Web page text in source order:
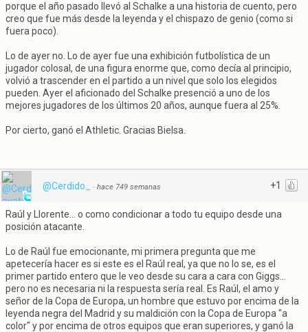
porque el año pasado llevó al Schalke a una historia de cuento, pero
creo que fue más desde la leyenda y el chispazo de genio (como si
fuera poco).
Lo de ayer no. Lo de ayer fue una exhibición futbolística de un
jugador colosal, de una figura enorme que, como decía al principio,
volvió a trascender en el partido a un nivel que solo los elegidos
pueden. Ayer el aficionado del Schalke presenció a uno de los
mejores jugadores de los últimos 20 años, aunque fuera al 25%.
Por cierto, ganó el Athletic. Gracias Bielsa.
+1
@Cerdido_ · hace 749 semanas
Raúl y Llorente... o como condicionar a todo tu equipo desde una
posición atacante.
Lo de Raúl fue emocionante, mi primera pregunta que me
apetecería hacer es si este es el Raúl real, ya que no lo se, es el
primer partido entero que le veo desde su cara a cara con Giggs...
pero no es necesaria ni la respuesta sería real. Es Raúl, el amo y
señor de la Copa de Europa, un hombre que estuvo por encima de la
leyenda negra del Madrid y su maldición con la Copa de Europa "a
color" y por encima de otros equipos que eran superiores, y ganó la